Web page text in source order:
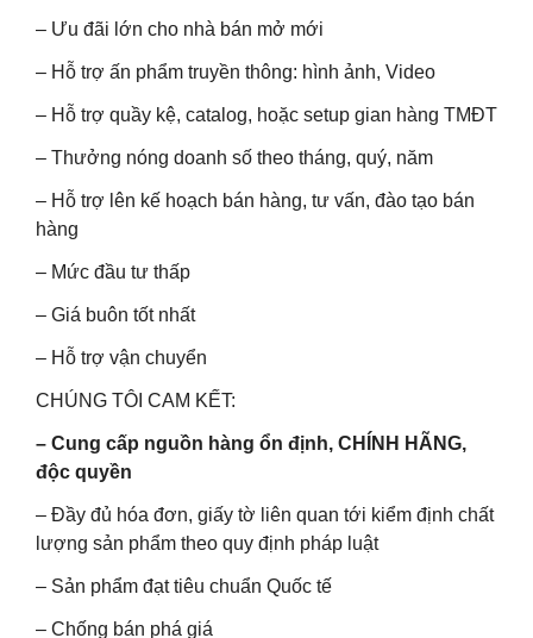
– Ưu đãi lớn cho nhà bán mở mới
– Hỗ trợ ấn phẩm truyền thông: hình ảnh, Video
– Hỗ trợ quầy kệ, catalog, hoặc setup gian hàng TMĐT
– Thưởng nóng doanh số theo tháng, quý, năm
– Hỗ trợ lên kế hoạch bán hàng, tư vấn, đào tạo bán
hàng
– Mức đầu tư thấp
– Giá buôn tốt nhất
– Hỗ trợ vận chuyển
CHÚNG TÔI CAM KẾT:
– Cung cấp nguồn hàng ổn định, CHÍNH HÃNG,
độc quyền
– Đầy đủ hóa đơn, giấy tờ liên quan tới kiểm định chất
lượng sản phẩm theo quy định pháp luật
– Sản phẩm đạt tiêu chuẩn Quốc tế
– Chống bán phá giá